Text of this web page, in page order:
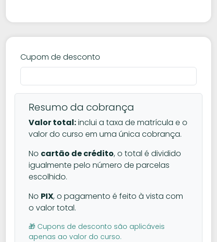
Cupom de desconto
Resumo da cobrança
Valor total:inclui a taxa de matrícula e o
valor do curso em uma única cobrança.
No cartão de crédito, o total é dividido
igualmente pelo número de parcelas
escolhido.
No PIX, o pagamento é feito à vista com
o valor total.
🎁 Cupons de desconto são aplicáveis
apenas ao valor do curso.